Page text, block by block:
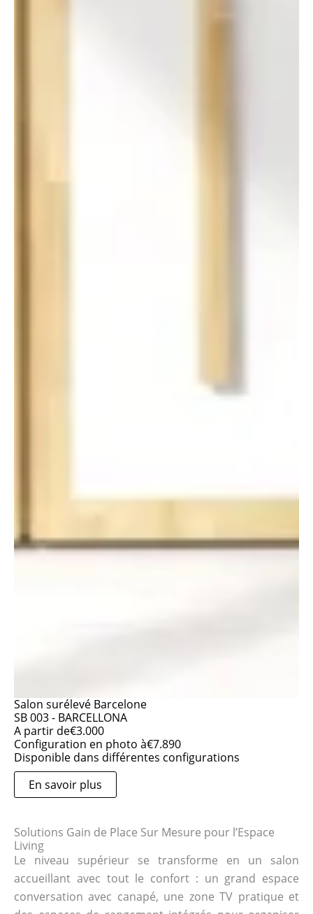
Salon surélevé Barcelone
SB 003 - BARCELLONA
A partir de€3.000
Configuration en photo à€7.890
Disponible dans différentes configurations
En savoir plus
Solutions Gain de Place Sur Mesure pour l’Espace
Living
Le niveau supérieur se transforme en un salon
accueillant avec tout le confort : un grand espace
conversation avec canapé, une zone TV pratique et